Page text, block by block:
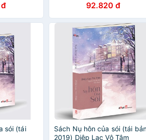
92.820 đ
sói (tái
Sách Nụ hôn của sói (tái
2019) Diệp Lạc Vô Tâm